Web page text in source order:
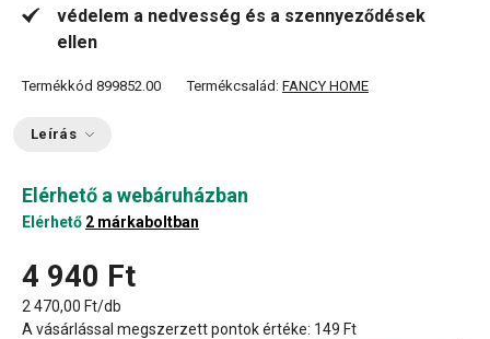
védelem a nedvesség és a szennyeződések
ellen
Termékkód 899852.00 Termékcsalád: FANCY HOME
Leírás
Elérhető a webáruházban
Elérhető 2 márkaboltban
4 940 Ft
2 470,00 Ft/db
A vásárlással megszerzett pontok értéke: 149 Ft